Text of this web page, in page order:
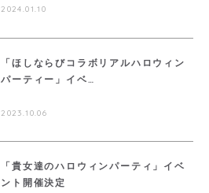
2024.01.10
「ほしならびコラボリアルハロウィン
パーティー」イベ…
2023.10.06
「貴女達のハロウィンパーティ」イベ
ント開催決定